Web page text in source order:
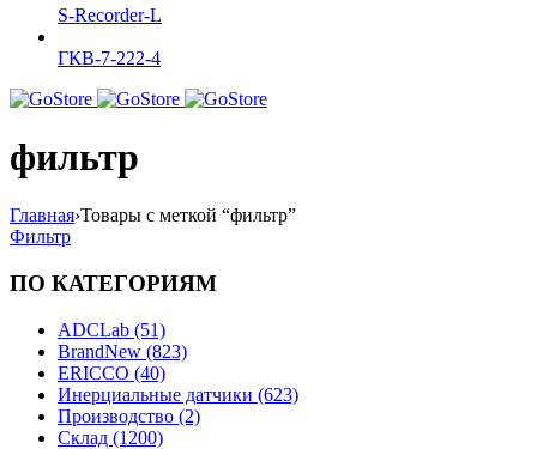
S-Recorder-L
ГКВ-7-222-4
фильтр
Главная›Товары с меткой “фильтр”
Фильтр
ПО КАТЕГОРИЯМ
ADCLab (51)
BrandNew (823)
ERICCO (40)
Инерциальные датчики (623)
Производство (2)
Склад (1200)